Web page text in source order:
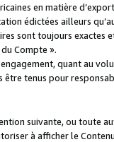
en matière
édictées ailleurs
sont toujours
Compte ».
quant au
tenus pour
suivante, ou toute
à afficher le